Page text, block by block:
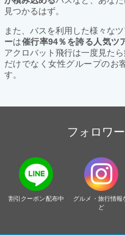
見つかるはず。
また、バスを利用した様々な
ーは催行率94％を誇る人気ツ
アクロバット飛行は一度見た
だけでなく女性グループのお
す。
フォロワ
割引クーポン配布中
グルメ・旅行情報
ど